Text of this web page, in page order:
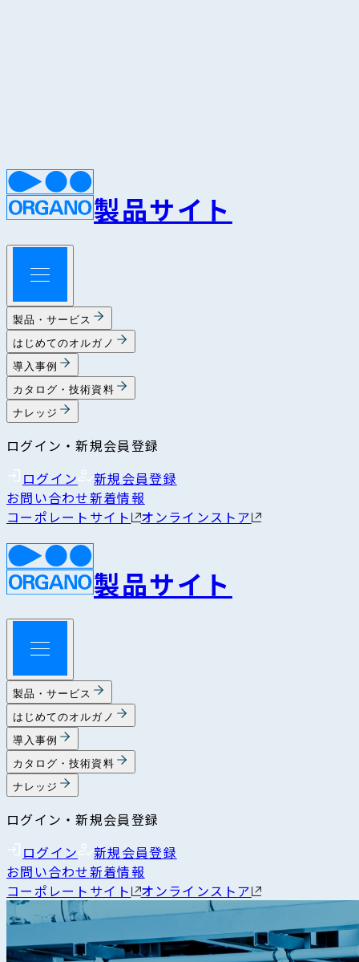
製品サイト
製品・サービス
はじめてのオルガノ
導入事例
カタログ・技術資料
ナレッジ
ログイン・新規会員登録
ログイン
新規会員登録
お問い合わせ新着情報
コーポレートサイト
オンラインストア
製品サイト
製品・サービス
はじめてのオルガノ
導入事例
カタログ・技術資料
ナレッジ
ログイン・新規会員登録
ログイン
新規会員登録
お問い合わせ新着情報
コーポレートサイト
オンラインストア